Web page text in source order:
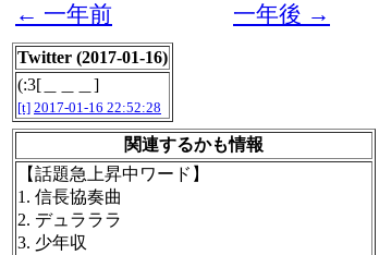
← 一年前
一年後 →
Twitter (2017-01-16)
(:3[＿＿＿]
[t] 2017-01-16 22:52:28
関連するかも情報
【話題急上昇中ワード】
1. 信長協奏曲
2. デュラララ
3. 少年収